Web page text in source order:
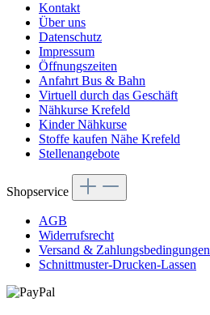
Kontakt
Über uns
Datenschutz
Impressum
Öffnungszeiten
Anfahrt Bus & Bahn
Virtuell durch das Geschäft
Nähkurse Krefeld
Kinder Nähkurse
Stoffe kaufen Nähe Krefeld
Stellenangebote
Shopservice
AGB
Widerrufsrecht
Versand & Zahlungsbedingungen
Schnittmuster-Drucken-Lassen